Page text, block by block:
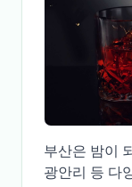
부산은 밤이
광안리 등 다